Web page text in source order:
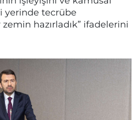
yerinde tecrübe
hazırladık” ifadelerini